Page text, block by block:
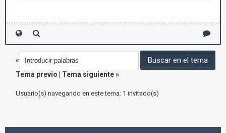
«
Tema previo
Tema siguiente»
Usuario(s) navegando en este tema: 1 invitado(s)